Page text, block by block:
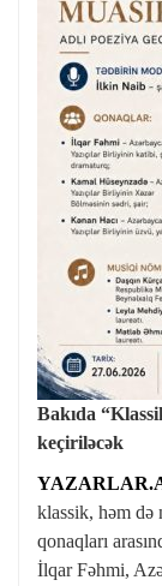
Bakıda
keçiriləcək
klassik, həm də
qonaqları
İlqar Fəhmi,